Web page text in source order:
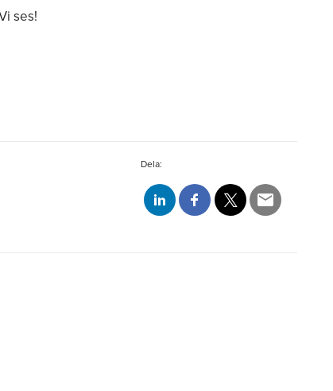
ses!
Dela: